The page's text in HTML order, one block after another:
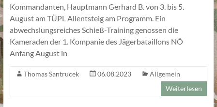
Kommandanten, Hauptmann Gerhard B. von 3. bis 5.
August am TÜPL Allentsteig am Programm. Ein
abwechslungsreiches Schieß-Training genossen die
Kameraden der 1. Kompanie des Jägerbataillons NÖ
Anfang August in
Thomas Santrucek 06.08.2023
Allgemein
Weiterlesen